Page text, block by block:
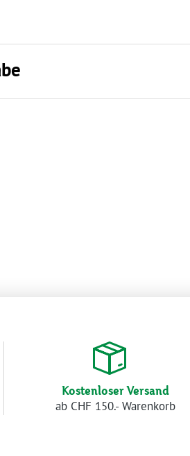
Kostenloser Versand
ab CHF 150.- Warenkorb